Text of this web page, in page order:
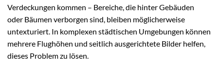
Verdeckungen kommen – Bereiche, die hinter Gebäuden
oder Bäumen verborgen sind, bleiben möglicherweise
untexturiert. In komplexen städtischen Umgebungen können
mehrere Flughöhen und seitlich ausgerichtete Bilder helfen,
dieses Problem zu lösen.